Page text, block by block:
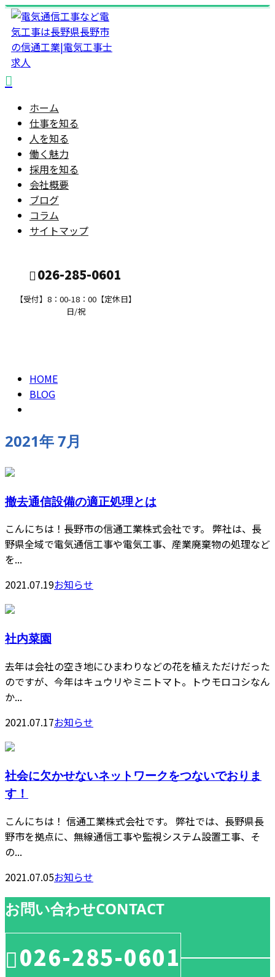
ホーム
仕事を知る
人を知る
働く魅力
採用を知る
会社概要
ブログ
コラム
サイトマップ
026-285-0601
【受付】8：00-18：00【定休日】
日/祝
HOME
BLOG
2021年 7月
撤去通信設備の適正処理とは
こんにちは！長野市の信通工業株式会社です。 弊社は、長
野県全域で電気通信工事や電気工事、産業廃棄物の処理など
を...
2021.07.19お知らせ
社内菜園
去年は会社の空き地にひまわりなどの花を植えただけだった
のですが、今年はキュウリやミニトマト。トウモロコシなん
か...
2021.07.17お知らせ
社会に欠かせないネットワークをつないでおりま
す！
こんにちは！ 信通工業株式会社です。 弊社では、長野県長
野市を拠点に、無線通信工事や監視システム設置工事、そ
の...
2021.07.05お知らせ
お問い合わせCONTACT
026-285-0601